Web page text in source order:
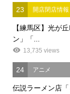
23 開店閉店情報
【練馬区】光が
ン」「...
13,735 views
24 アニメ
伝説ラーメン店